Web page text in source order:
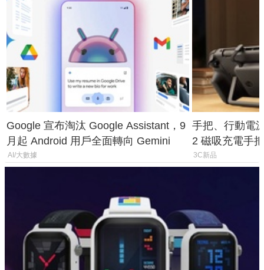
Google 宣布淘汰 Google Assistant，9
月起 Android 用戶全面轉向 Gemini
AI/大數據
手把、行動電
2 磁吸充電手
倍
3C新品